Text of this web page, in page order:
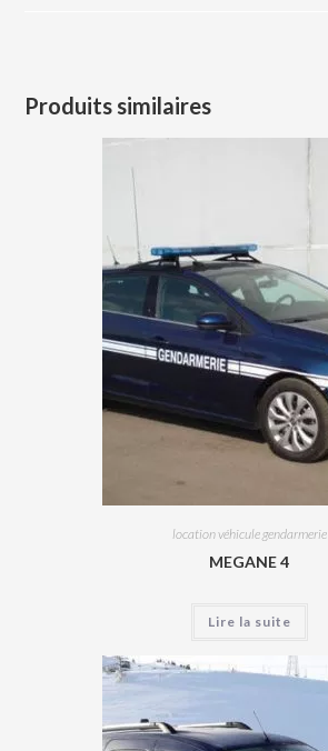
Produits similaires
location véhicule gendarmerie
MEGANE 4
Lire la suite